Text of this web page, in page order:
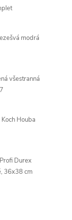
modrá
všestranná
Houba
Durex
36x38 cm